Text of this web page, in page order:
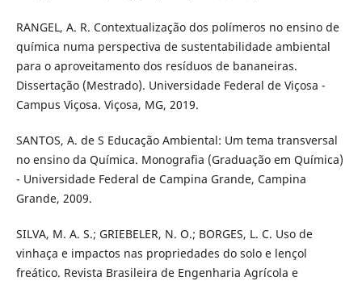
RANGEL, A. R. Contextualização dos polímeros no ensino de
química numa perspectiva de sustentabilidade ambiental
para o aproveitamento dos resíduos de bananeiras.
Dissertação (Mestrado). Universidade Federal de Viçosa -
Campus Viçosa. Viçosa, MG, 2019.
SANTOS, A. de S Educação Ambiental: Um tema transversal
no ensino da Química. Monografia (Graduação em Química)
- Universidade Federal de Campina Grande, Campina
Grande, 2009.
SILVA, M. A. S.; GRIEBELER, N. O.; BORGES, L. C. Uso de
vinhaça e impactos nas propriedades do solo e lençol
freático. Revista Brasileira de Engenharia Agrícola e